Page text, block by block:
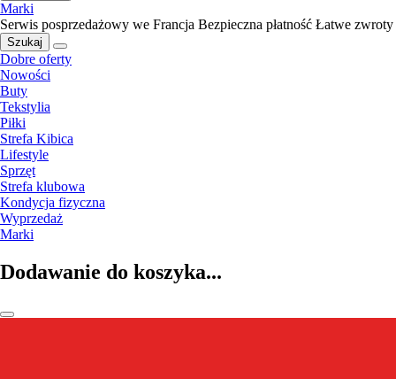
Marki
Serwis posprzedażowy we Francja Bezpieczna płatność Łatwe zwroty
Szukaj
Dobre oferty
Nowości
Buty
Tekstylia
Piłki
Strefa Kibica
Lifestyle
Sprzęt
Strefa klubowa
Kondycja fizyczna
Wyprzedaż
Marki
Dodawanie do koszyka...